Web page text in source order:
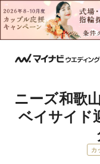
ニーズ和歌
ベイサイド
カ